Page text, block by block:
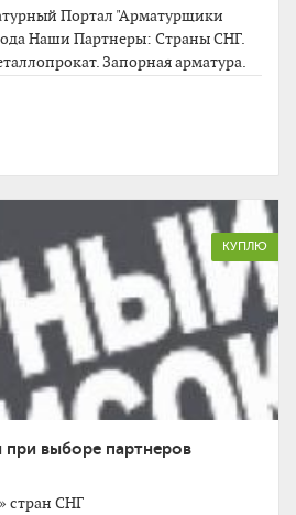
Портал "Арматурщики
Наши Партнеры: Cтраны СНГ.
Запорная арматура.
КУПЛЮ
при выборе партнеров
СНГ